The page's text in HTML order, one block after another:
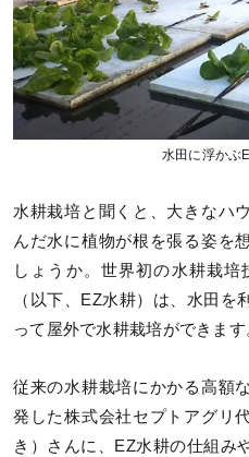
水田に浮かぶ
水耕栽培と聞くと、大きなハ
んだ水に植物が根を張る姿を
しょうか。世界初の水耕栽培
（以下、EZ水耕）は、水田
って屋外で水耕栽培ができます
従来の水耕栽培にかかる高額
発した株式会社セプトアグリ
き）さんに、EZ水耕の仕組み